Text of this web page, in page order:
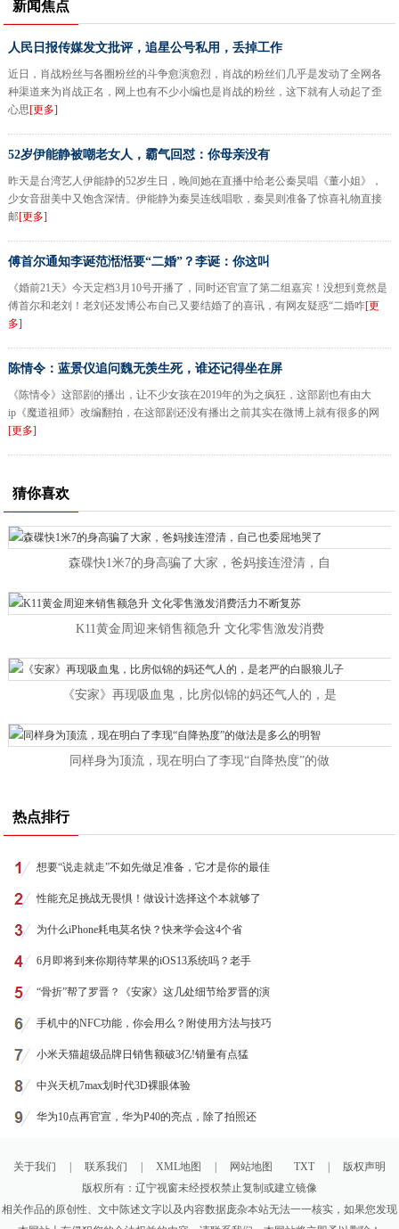
新闻焦点
人民日报传媒发文批评，追星公号私用，丢掉工作
近日，肖战粉丝与各圈粉丝的斗争愈演愈烈，肖战的粉丝们几乎是发动了全网各
种渠道来为肖战正名，网上也有不少小编也是肖战的粉丝，这下就有人动起了歪
心思[更多]
52岁伊能静被嘲老女人，霸气回怼：你母亲没有
昨天是台湾艺人伊能静的52岁生日，晚间她在直播中给老公秦昊唱《董小姐》，
少女音甜美中又饱含深情。伊能静为秦昊连线唱歌，秦昊则准备了惊喜礼物直接
邮[更多]
傅首尔通知李诞范湉湉要“二婚”？李诞：你这叫
《婚前21天》今天定档3月10号开播了，同时还官宣了第二组嘉宾！没想到竟然是
傅首尔和老刘！老刘还发博公布自己又要结婚了的喜讯，有网友疑惑“二婚咋[更
多]
陈情令：蓝景仪追问魏无羡生死，谁还记得坐在屏
《陈情令》这部剧的播出，让不少女孩在2019年的为之疯狂，这部剧也有由大
ip《魔道祖师》改编翻拍，在这部剧还没有播出之前其实在微博上就有很多的网
[更多]
猜你喜欢
森碟快1米7的身高骗了大家，爸妈接连澄清，自
K11黄金周迎来销售额急升 文化零售激发消费
《安家》再现吸血鬼，比房似锦的妈还气人的，是
同样身为顶流，现在明白了李现“自降热度”的做
热点排行
想要“说走就走”不如先做足准备，它才是你的最佳
性能充足挑战无畏惧！做设计选择这个本就够了
为什么iPhone耗电莫名快？快来学会这4个省
6月即将到来你期待苹果的iOS13系统吗？老手
“骨折”帮了罗晋？《安家》这几处细节给罗晋的演
手机中的NFC功能，你会用么？附使用方法与技巧
小米天猫超级品牌日销售额破3亿!销量有点猛
中兴天机7max划时代3D裸眼体验
华为10点再官宣，华为P40的亮点，除了拍照还
关于我们 联系我们 XML地图 网站地图 TXT
版权声明
版权所有：辽宁视窗未经授权禁止复制或建立镜像
相关作品的原创性、文中陈述文字以及内容数据庞杂本站无法一一核实，如果您发现